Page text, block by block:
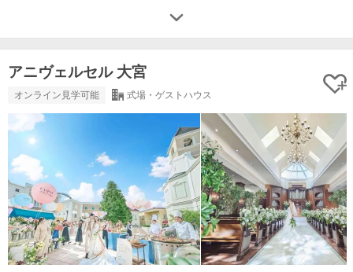
アニヴェルセル 大宮
オンライン見学可能 式場・ゲストハウス